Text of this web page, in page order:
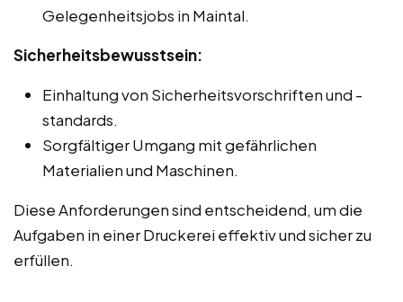
Gelegenheitsjobs in Maintal.
Sicherheitsbewusstsein:
Einhaltung von Sicherheitsvorschriften und -
standards.
Sorgfältiger Umgang mit gefährlichen
Materialien und Maschinen.
Diese Anforderungen sind entscheidend, um die
Aufgaben in einer Druckerei effektiv und sicher zu
erfüllen.